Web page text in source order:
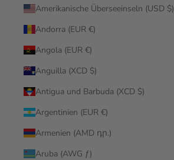
Amerikanische Überseeinseln (USD $)
Andorra (EUR €)
Angola (EUR €)
Anguilla (XCD $)
Antigua und Barbuda (XCD $)
Argentinien (EUR €)
Armenien (AMD դր.)
Aruba (AWG ƒ)